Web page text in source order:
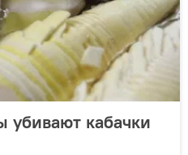
убивают кабачки